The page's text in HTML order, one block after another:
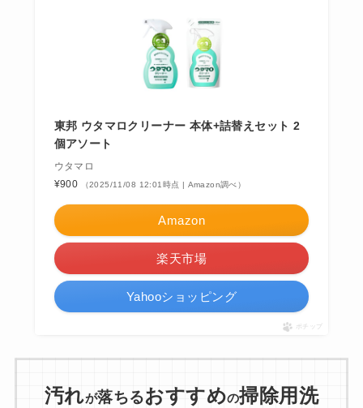
東邦 ウタマロクリーナー 本体+詰替えセット 2
個アソート
ウタマロ
¥900
（2025/11/08 12:01時点 | Amazon調べ）
Amazon
楽天市場
Yahooショッピング
ポチップ
汚れが落ちるおすすめの掃除用洗